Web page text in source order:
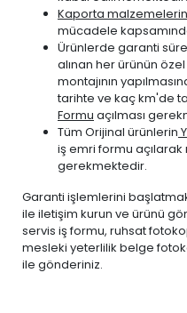
Kaporta
mücadele
Ürünlerde garanti
alınan her ürünün
montajının
tarihte ve kaç km'de
Formu açılması
Tüm Orijinal ürünlerin
iş emri formu açılarak
gerekmektedir.
Garanti işlemlerini
ile iletişim kurun ve ürünü
servis iş formu, ruhsat
mesleki yeterlilik belge
ile gönderiniz.